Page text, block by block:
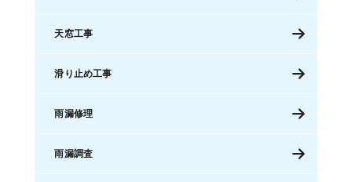
天窓工事
滑り止め工事
雨漏修理
雨漏調査